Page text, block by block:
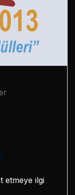
etmeye ilgi